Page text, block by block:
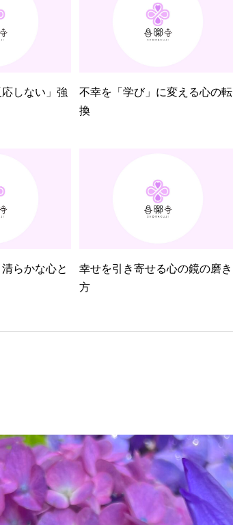
しない」強
不幸を「学び」に変える心の転
換
清らかな心と
幸せを引き寄せる心の鏡の磨き
方